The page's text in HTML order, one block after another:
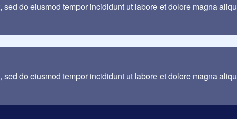
do eiusmod tempor incididunt ut labore et dolore magna
do eiusmod tempor incididunt ut labore et dolore magna